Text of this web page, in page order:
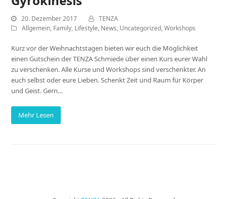
20. Dezember 2017
TENZA
Allgemein, Family, Lifestyle, News, Uncategorized,Workshops
Kurz vor der Weihnachtstagen bieten wir euch die Möglichkeit
einen Gutschein der TENZA Schmiede über einen Kurs eurer Wahl
zu verschenken. Alle Kurse und Workshops sind verschenkter. An
euch selbst oder eure Lieben. Schenkt Zeit und Raum für Körper
und Geist. Gern…
Mehr Lesen